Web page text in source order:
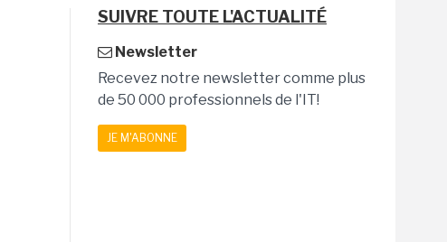
SUIVRE TOUTE L'ACTUALITÉ
Newsletter
Recevez notre newsletter comme plus
de 50 000 professionnels de l'IT!
JE M'ABONNE